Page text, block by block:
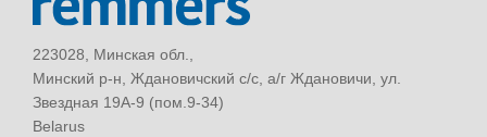
223028, Минская обл.,
Минский р-н, Ждановичский с/с, а/г Ждановичи, ул.
Звездная 19А-9 (пом.9-34)
Belarus